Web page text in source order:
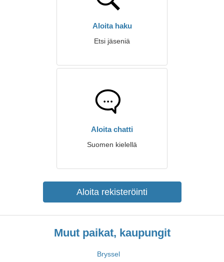
Aloita haku
Etsi jäseniä
Aloita chatti
Suomen kielellä
Aloita rekisteröinti
Muut paikat, kaupungit
Bryssel